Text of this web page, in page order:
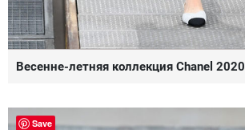
Весенне-летняя коллекция Chanel 2020
Save